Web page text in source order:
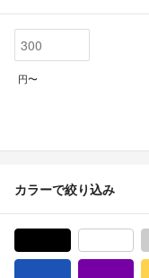
円〜
カラーで絞り込み